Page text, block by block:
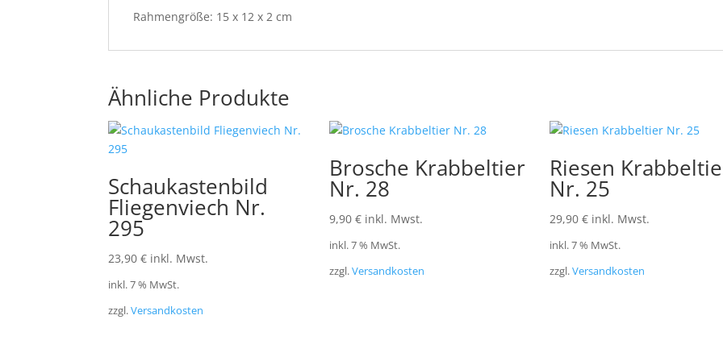
Rahmengröße: 15 x 12 x 2 cm
Ähnliche Produkte
Schaukastenbild
Fliegenviech Nr.
295
23,90€ inkl. Mwst.
inkl. 7 % MwSt.
zzgl.Versandkosten
Brosche Krabbeltier
Nr. 28
9,90 € inkl. Mwst.
inkl. 7 % MwSt.
zzgl.Versandkosten
Riesen
Nr. 25
29,90€ inkl. Mwst.
inkl. 7 % MwSt.
zzgl.Versandkosten